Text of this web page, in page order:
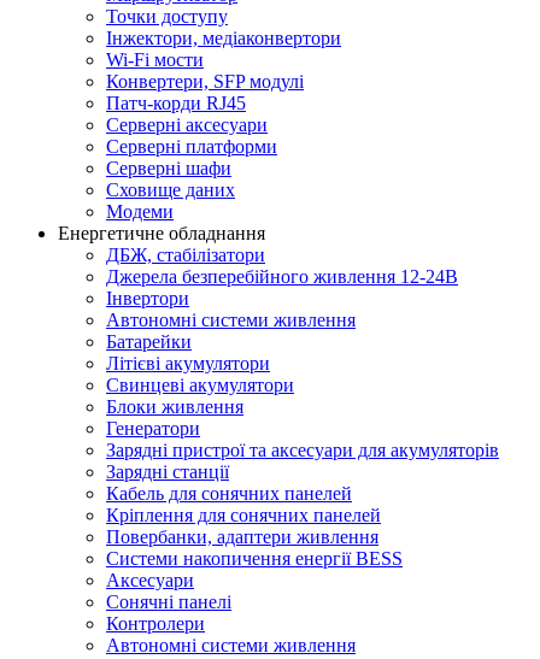
Точки доступу
Інжектори, медіаконвертори
Wi-Fi мости
Конвертери, SFP модулі
Патч-корди RJ45
Серверні аксесуари
Серверні платформи
Серверні шафи
Сховище даних
Модеми
Енергетичне обладнання
ДБЖ, стабілізатори
Джерела безперебійного живлення 12-24В
Інвертори
Автономні системи живлення
Батарейки
Літієві акумулятори
Свинцеві акумулятори
Блоки живлення
Генератори
Зарядні пристрої та аксесуари для акумуляторів
Зарядні станції
Кабель для сонячних панелей
Кріплення для сонячних панелей
Повербанки, адаптери живлення
Системи накопичення енергії BESS
Аксесуари
Сонячні панелі
Контролери
Автономні системи живлення